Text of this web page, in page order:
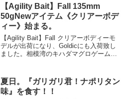
らブログ更新。棚卸し作業をしていて、
KEITAN...
【Agility Bait】Fall 135mm
50gNewアイテム《クリアーボデ
ィー》始まる。
【Agility Bait】Fall クリアーボディーモ
デルが出荷になり、Goldicにも入荷致し
ました。相模湾のキハダマグロゲームも
ラした」そんな情報が小生のところに...
夏日。『ガリガリ君！ナポリタン
味』を食す！！